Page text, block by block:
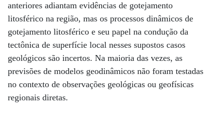
anteriores adiantam evidências de gotejamento
litosférico na região, mas os processos dinâmicos de
gotejamento litosférico e seu papel na condução da
tectônica de superfície local nesses supostos casos
geológicos são incertos. Na maioria das vezes, as
previsões de modelos geodinâmicos não foram testadas
no contexto de observações geológicas ou geofísicas
regionais diretas.